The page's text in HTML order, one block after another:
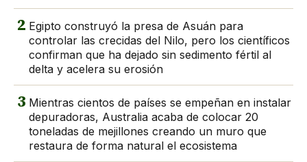
2 Egipto construyó la presa de Asuán para
controlar las crecidas del Nilo, pero los científicos
confirman que ha dejado sin sedimento fértil al
delta y acelera su erosión
3 Mientras cientos de países se empeñan en instalar
depuradoras, Australia acaba de colocar 20
toneladas de mejillones creando un muro que
restaura de forma natural el ecosistema